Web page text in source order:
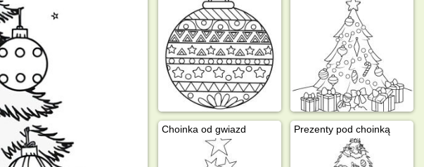
Choinka od gwiazd Prezenty pod choinką